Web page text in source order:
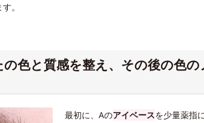
。
色と質感を整え、その後の色の
最初に、Aのアイベースを少量薬指